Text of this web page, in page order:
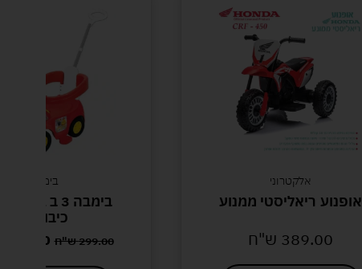
אלקטרוני
אופנוע ריאליסטי ממנוע
389.00 ש"ח
בימבות
כיבוי אש
299.00ש"ח 239.00